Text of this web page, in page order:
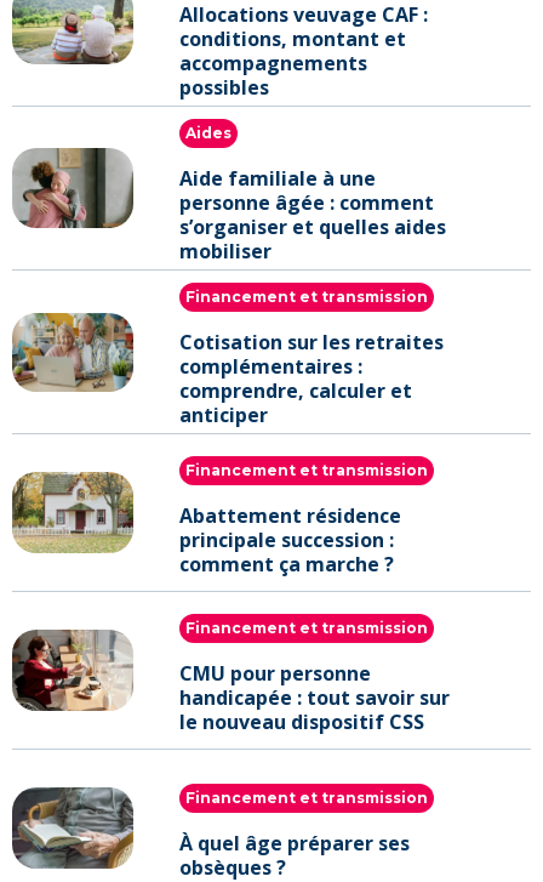
Allocations veuvage CAF :
conditions, montant et
accompagnements
possibles
Aides
Aide familiale à une
personne âgée : comment
s’organiser et quelles aides
mobiliser
Financement et transmission
Cotisation sur les retraites
complémentaires :
comprendre, calculer et
anticiper
Financement et transmission
Abattement résidence
principale succession :
comment ça marche ?
Financement et transmission
CMU pour personne
handicapée : tout savoir sur
le nouveau dispositif CSS
Financement et transmission
À quel âge préparer ses
obsèques ?